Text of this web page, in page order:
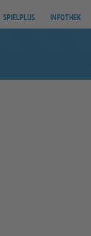
SPIELPLUS INFOTHEK